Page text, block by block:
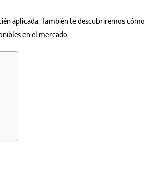
aplicada. También te descubriremos cómo
en el mercado.